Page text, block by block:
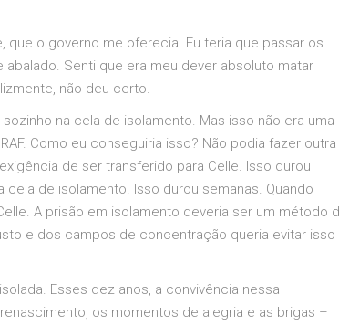
que o governo me oferecia. Eu teria que passar os
Senti que era meu dever absoluto matar
não deu certo.
na cela de isolamento. Mas isso não era uma
Como eu conseguiria isso? Não podia fazer outra
de ser transferido para Celle. Isso durou
de isolamento. Isso durou semanas. Quando
A prisão em isolamento deveria ser um método
e dos campos de concentração queria evitar isso
Esses dez anos, a convivência nessa
os momentos de alegria e as brigas –